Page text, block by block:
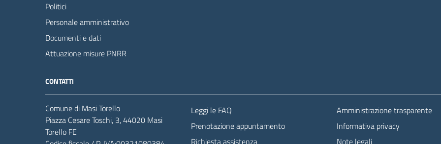
Politici
Personale amministrativo
Documenti e dati
Attuazione misure PNRR
CONTATTI
Comune di Masi Torello
Piazza Cesare Toschi, 3, 44020 Masi
Torello FE
Leggi le FAQ
Prenotazione appuntamento
Richiesta assistenza
Amministrazione trasparente
Informativa privacy
Note legali